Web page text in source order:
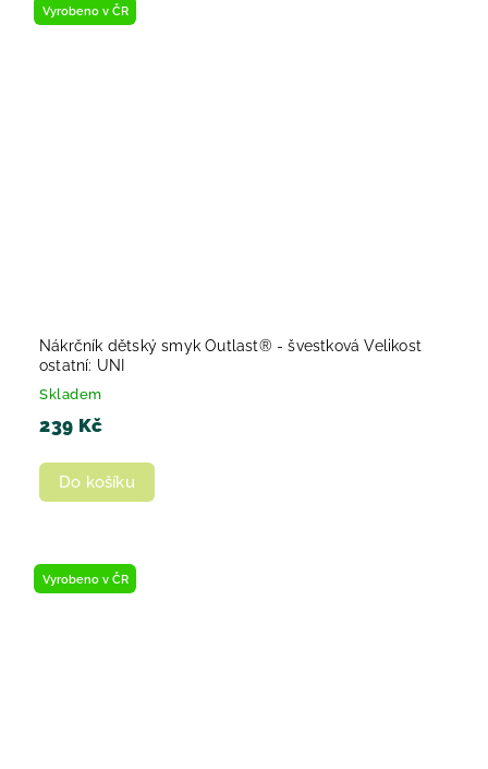
Vyrobeno v ČR
Nákrčník dětský smyk Outlast® - švestková Velikost
ostatní: UNI
Skladem
239 Kč
Do košíku
Vyrobeno v ČR